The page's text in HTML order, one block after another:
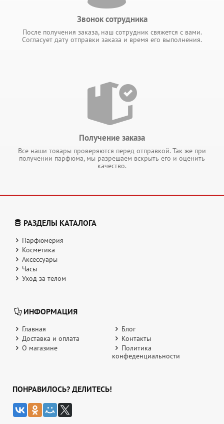
Звонок сотрудника
После получения заказа, наш сотрудник свяжется с вами.
Согласует дату отправки заказа и время его выполнения.
Получение заказа
Все наши товары проверяются перед отправкой. Так же при
получении парфюма, мы разрешаем вскрыть его и оценить
качество.
РАЗДЕЛЫ КАТАЛОГА
Парфюмерия
Косметика
Аксессуары
Часы
Уход за телом
ИНФОРМАЦИЯ
Главная
Блог
Доставка и оплата
Контакты
О магазине
Политика
конфеденциальности
ПОНРАВИЛОСЬ? ДЕЛИТЕСЬ!